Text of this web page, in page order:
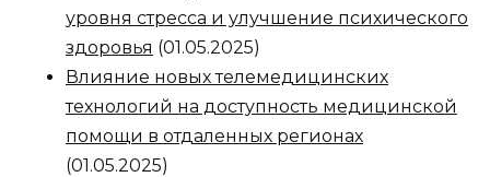
уровня стресса и улучшение психического
здоровья (01.05.2025)
Влияние новых телемедицинских
технологий на доступность медицинской
помощи в отдаленных регионах
(01.05.2025)